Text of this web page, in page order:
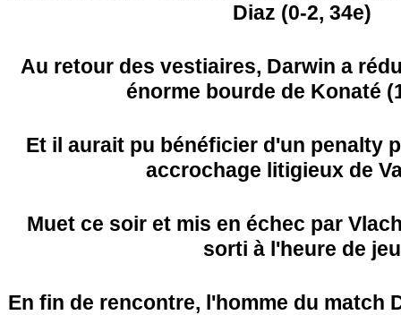
Diaz (0-2, 34e)
Au retour des vestiaires, Darwin a
énorme bourde de Konaté
Et il aurait pu bénéficier d'un penalty
accrochage litigieux de
Muet ce soir et mis en échec par
sorti à l'heure de jeu
En fin de rencontre, l'homme du match